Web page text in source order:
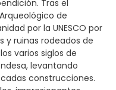
Tras el
de
por la UNESCO por
y ruinas rodeados de
varios siglos de
levantando
construcciones.